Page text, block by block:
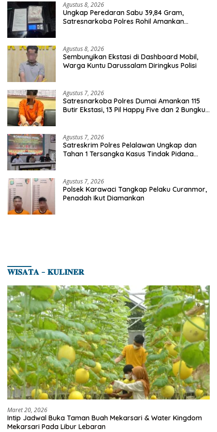
Agustus 8, 2026
Ungkap Peredaran Sabu 39,84 Gram,
Satresnarkoba Polres Rohil Amankan
Agustus 8, 2026
Sembunyikan Ekstasi di Dashboard Mobil,
Warga Kuntu Darussalam Diringkus Polisi
Agustus 7, 2026
Satresnarkoba Polres Dumai Amankan 115
Butir Ekstasi, 13 Pil Happy Five dan 2 Bungkus
Agustus 7, 2026
Satreskrim Polres Pelalawan Ungkap dan
Tahan 1 Tersangka Kasus Tindak Pidana
Agustus 7, 2026
Polsek Karawaci Tangkap Pelaku Curanmor,
Penadah Ikut Diamankan
𝐖𝐈𝐒𝐀𝐓𝐀 – 𝐊𝐔𝐋𝐈𝐍𝐄𝐑
Maret 20, 2026
Intip Jadwal Buka Taman Buah Mekarsari & Water Kingdom
Mekarsari Pada Libur Lebaran